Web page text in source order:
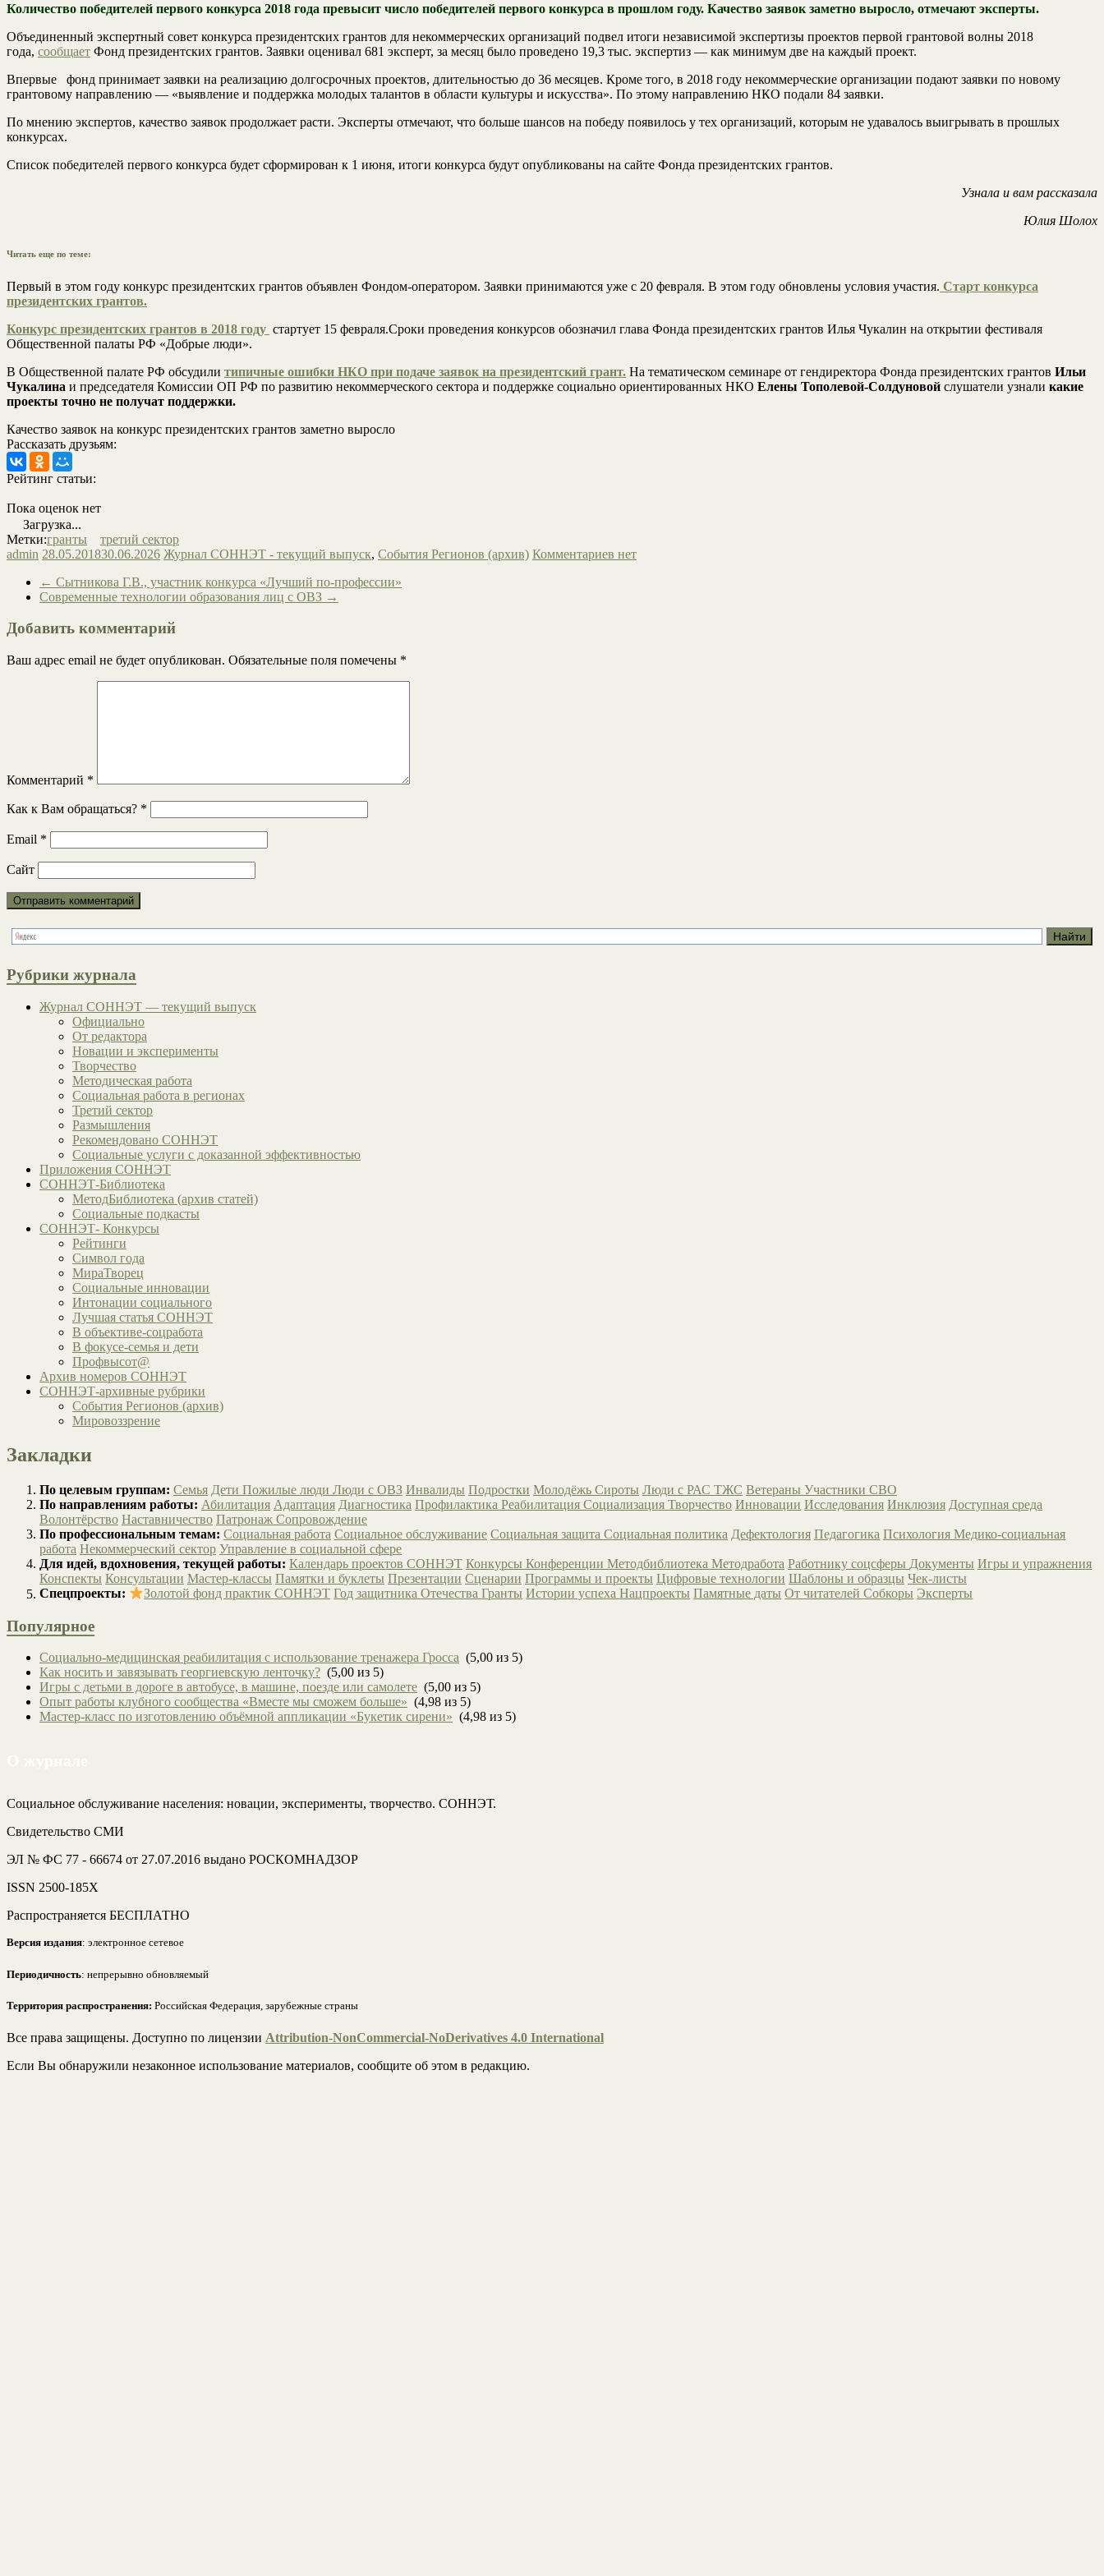
Количество победителей первого конкурса 2018 года превысит число победителей первого конкурса в прошлом году. Качество заявок заметно выросло, отмечают эксперты.
Объединенный экспертный совет конкурса президентских грантов для некоммерческих организаций подвел итоги независимой экспертизы проектов первой грантовой волны 2018
года, сообщает Фонд президентских грантов. Заявки оценивал 681 эксперт, за месяц было проведено 19,3 тыс. экспертиз — как минимум две на каждый проект.
Впервые фонд принимает заявки на реализацию долгосрочных проектов, длительностью до 36 месяцев. Кроме того, в 2018 году некоммерческие организации подают заявки по новому
грантовому направлению — «выявление и поддержка молодых талантов в области культуры и искусства». По этому направлению НКО подали 84 заявки.
По мнению экспертов, качество заявок продолжает расти. Эксперты отмечают, что больше шансов на победу появилось у тех организаций, которым не удавалось выигрывать в прошлых
конкурсах.
Список победителей первого конкурса будет сформирован к 1 июня, итоги конкурса будут опубликованы на сайте Фонда президентских грантов.
Узнала и вам рассказала
Юлия Шолох
Читать еще по теме:
Первый в этом году конкурс президентских грантов объявлен Фондом-оператором. Заявки принимаются уже с 20 февраля. В этом году обновлены условия участия. Старт конкурса
президентских грантов.
Конкурс президентских грантов в 2018 году стартует 15 февраля.Сроки проведения конкурсов обозначил глава Фонда президентских грантов Илья Чукалин на открытии фестиваля
Общественной палаты РФ «Добрые люди».
В Общественной палате РФ обсудили типичные ошибки НКО при подаче заявок на президентский грант. На тематическом семинаре от гендиректора Фонда президентских грантов Ильи
Чукалина и председателя Комиссии ОП РФ по развитию некоммерческого сектора и поддержке социально ориентированных НКО Елены Тополевой-Солдуновой слушатели узнали какие
проекты точно не получат поддержки.
Качество заявок на конкурс президентских грантов заметно выросло
Рассказать друзьям:
Рейтинг статьи:
Пока оценок нет
Загрузка...
Метки:гранты
третий сектор
admin 28.05.201830.06.2026 Журнал СОННЭТ - текущий выпуск, События Регионов (архив) Комментариев нет
← Сытникова Г.В., участник конкурса «Лучший по-профессии»
Современные технологии образования лиц с ОВЗ →
Добавить комментарий
Ваш адрес email не будет опубликован. Обязательные поля помечены *
Комментарий *
Как к Вам обращаться? *
Email *
Сайт
Рубрики журнала
Журнал СОННЭТ — текущий выпуск
Официально
От редактора
Новации и эксперименты
Творчество
Методическая работа
Социальная работа в регионах
Третий сектор
Размышления
Рекомендовано СОННЭТ
Социальные услуги с доказанной эффективностью
Приложения СОННЭТ
СОННЭТ-Библиотека
МетодБиблиотека (архив статей)
Социальные подкасты
СОННЭТ- Конкурсы
Рейтинги
Символ года
МираТворец
Социальные инновации
Интонации социального
Лучшая статья СОННЭТ
В объективе-соцработа
В фокусе-семья и дети
Профвысот@
Архив номеров СОННЭТ
СОННЭТ-архивные рубрики
События Регионов (архив)
Мировоззрение
Закладки
По целевым группам: Семья Дети Пожилые люди Люди с ОВЗ Инвалиды Подростки Молодёжь Сироты Люди с РАС ТЖС Ветераны Участники СВО
По направлениям работы: Абилитация Адаптация Диагностика Профилактика Реабилитация Социализация Творчество Инновации Исследования Инклюзия Доступная среда
Волонтёрство Наставничество Патронаж Сопровождение
По профессиональным темам: Социальная работа Социальное обслуживание Социальная защита Социальная политика Дефектология Педагогика Психология Медико-социальная
работа Некоммерческий сектор Управление в социальной сфере
Для идей, вдохновения, текущей работы: Календарь проектов СОННЭТ Конкурсы Конференции Методбиблиотека Методработа Работнику соцсферы Документы Игры и упражнения
Конспекты Консультации Мастер-классы Памятки и буклеты Презентации Сценарии Программы и проекты Цифровые технологии Шаблоны и образцы Чек-листы
Спецпроекты:
Золотой фонд практик СОННЭТ Год защитника ОтечестваГранты Истории успехаНацпроекты Памятные даты От читателейСобкоры Эксперты
Популярное
Социально-медицинская реабилитация с использование тренажера Гросса (5,00 из 5)
Как носить и завязывать георгиевскую ленточку? (5,00 из 5)
Игры с детьми в дороге в автобусе, в машине, поезде или самолете (5,00 из 5)
Опыт работы клубного сообщества «Вместе мы сможем больше» (4,98 из 5)
Мастер-класс по изготовлению объёмной аппликации «Букетик сирени» (4,98 из 5)
Социальное обслуживание населения: новации, эксперименты, творчество. СОННЭТ.
Свидетельство СМИ
ЭЛ № ФС 77 - 66674 от 27.07.2016 выдано РОСКОМНАДЗОР
ISSN 2500-185Х
Распространяется БЕСПЛАТНО
Версия издания: электронное сетевое
Периодичность: непрерывно обновляемый
Территория распространения: Российская Федерация, зарубежные страны
Все права защищены. Доступно по лицензии Attribution-NonCommercial-NoDerivatives 4.0 International
Если Вы обнаружили незаконное использование материалов, сообщите об этом в редакцию.